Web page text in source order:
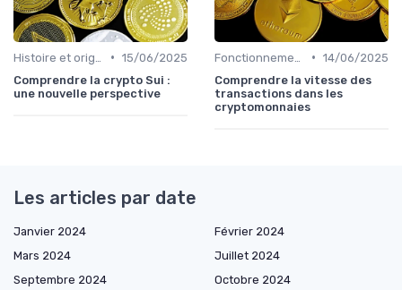
• 15/06/2025
Comprendre la crypto Sui :
une nouvelle perspective
• 14/06/2025
Comprendre la vitesse des
transactions dans les
cryptomonnaies
Les articles par date
Janvier 2024
Février 2024
Mars 2024
Juillet 2024
Septembre 2024
Octobre 2024